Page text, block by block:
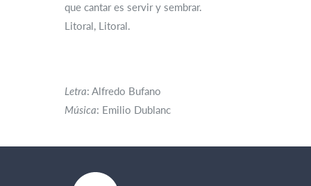
que cantar es servir y sembrar.
Litoral, Litoral.
Letra: Alfredo Bufano
Música: Emilio Dublanc